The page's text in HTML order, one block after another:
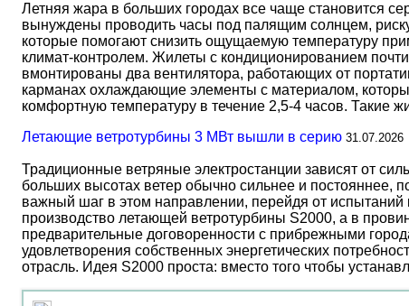
Летняя жара в больших городах все чаще становится
вынуждены проводить часы под палящим солнцем,
которые помогают снизить ощущаемую температуру
климат-контролем. Жилеты с кондиционированием
вмонтированы два вентилятора, работающих от
карманах охлаждающие элементы с материалом,
комфортную температуру в течение 2,5-4 часов. Такие
Летающие ветротурбины 3 МВт вышли в серию 31.07.2026
Традиционные ветряные электростанции зависят от
больших высотах ветер обычно сильнее и постояннее,
важный шаг в этом направлении, перейдя от
производство летающей ветротурбины S2000, а в
предварительные договоренности с прибрежными
удовлетворения собственных энергетических
отрасль. Идея S2000 проста: вместо того чтобы